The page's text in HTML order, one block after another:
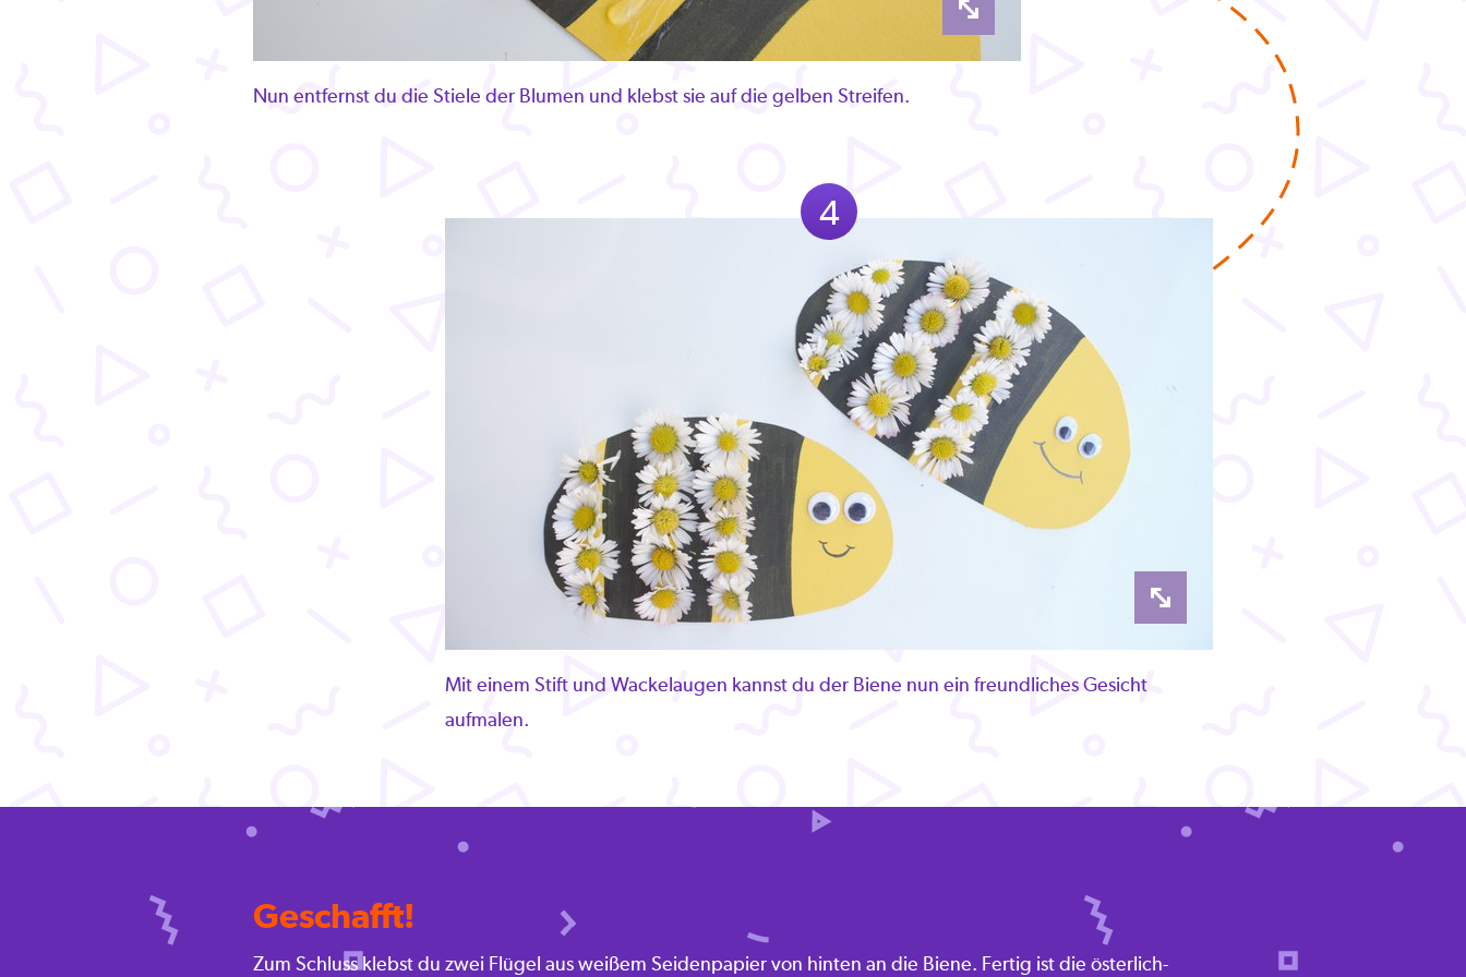
Nun entfernst du die Stiele der Blumen und klebst sie auf die gelben Streifen.
4
Mit einem Stift und Wackelaugen kannst du der Biene nun ein freundliches Gesicht
aufmalen.
Geschafft!
Zum Schluss klebst du zwei Flügel aus weißem Seidenpapier von hinten an die Biene. Fertig ist die österlich-